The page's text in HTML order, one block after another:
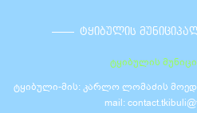
ᲢᲧᲘᲑᲣᲚᲘᲡ
ტყიბულის
ტყიბული-მის: კარლო ლომაძის
mail: